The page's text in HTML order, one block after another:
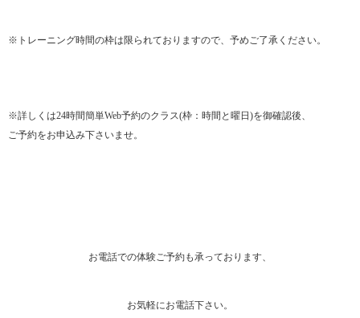
※トレーニング時間の枠は限られておりますので、予めご了承ください。
※詳しくは24時間簡単Web予約のクラス(枠：時間と曜日)を御確認後、
ご予約をお申込み下さいませ。
お電話での体験ご予約も承っております、
お気軽にお電話下さい。